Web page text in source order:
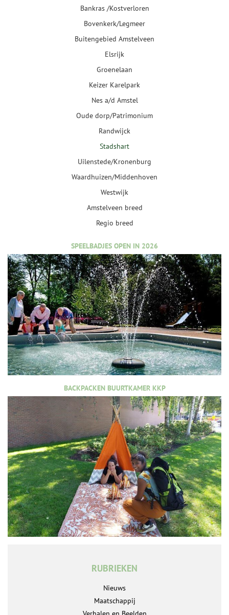
Bankras /Kostverloren
Bovenkerk/Legmeer
Buitengebied Amstelveen
Elsrijk
Groenelaan
Keizer Karelpark
Nes a/d Amstel
Oude dorp/Patrimonium
Randwijck
Stadshart
Uilenstede/Kronenburg
Waardhuizen/Middenhoven
Westwijk
Amstelveen breed
Regio breed
SPEELBADJES OPEN IN 2026
BACKPACKEN BUURTKAMER KKP
RUBRIEKEN
Nieuws
Maatschappij